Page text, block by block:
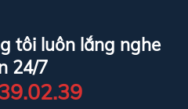
tôi luôn lắng nghe
24/7